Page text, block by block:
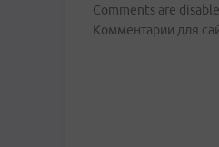
Comments are
Комментарии для